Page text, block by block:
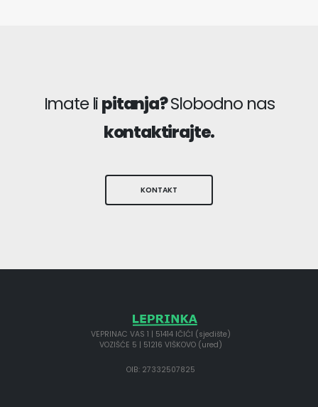
Imate lipitanja?Slobodno nas
kontaktirajte.
KONTAKT
VEPRINAC VAS 1 | 51414 IČIĆI (sjedište)
VOZIŠĆE 5 | 51216 VIŠKOVO (ured)
OIB: 27332507825